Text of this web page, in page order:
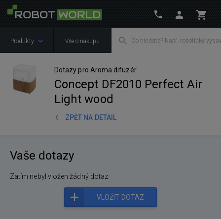
Produkty Vše o nákupu
Dotazy pro Aroma difuzér
Concept DF2010 Perfect Air
Light wood
ZPĚT NA DETAIL
Vaše dotazy
Zatím nebyl vložen žádný dotaz.
VLOŽIT DOTAZ